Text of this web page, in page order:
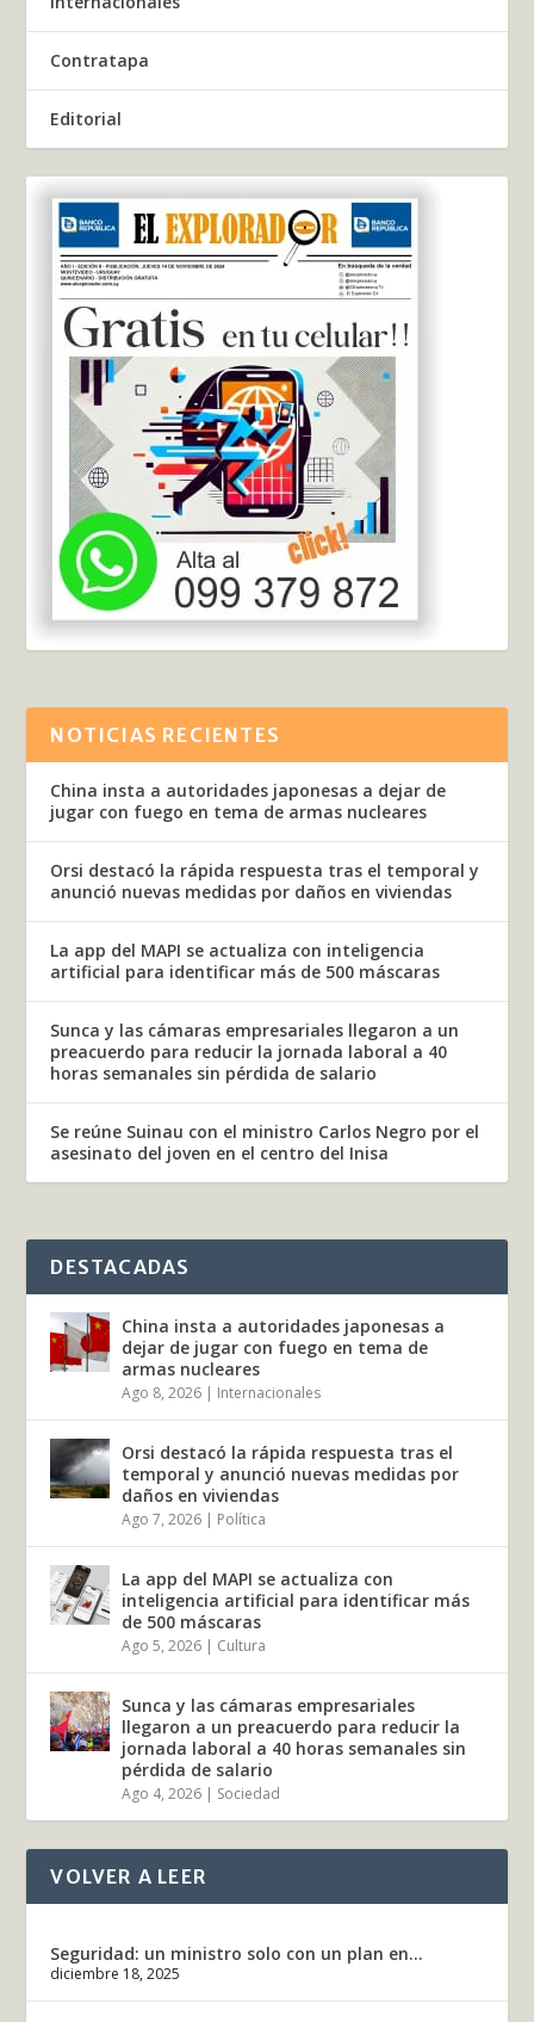
Contratapa
Editorial
NOTICIAS RECIENTES
China insta a autoridades japonesas a dejar de
jugar con fuego en tema de armas nucleares
Orsi destacó la rápida respuesta tras el temporal y
anunció nuevas medidas por daños en viviendas
La app del MAPI se actualiza con inteligencia
artificial para identificar más de 500 máscaras
Sunca y las cámaras empresariales llegaron a un
preacuerdo para reducir la jornada laboral a 40
horas semanales sin pérdida de salario
Se reúne Suinau con el ministro Carlos Negro por el
asesinato del joven en el centro del Inisa
DESTACADAS
China insta a autoridades japonesas a
dejar de jugar con fuego en tema de
armas nucleares
Ago 8, 2026 | Internacionales
Orsi destacó la rápida respuesta tras el
temporal y anunció nuevas medidas por
daños en viviendas
Ago 7, 2026 | Política
La app del MAPI se actualiza con
inteligencia artificial para identificar más
de 500 máscaras
Ago 5, 2026 | Cultura
Sunca y las cámaras empresariales
llegaron a un preacuerdo para reducir la
jornada laboral a 40 horas semanales sin
pérdida de salario
Ago 4, 2026 | Sociedad
VOLVER A LEER
Seguridad: un ministro solo con un plan en...
diciembre 18, 2025